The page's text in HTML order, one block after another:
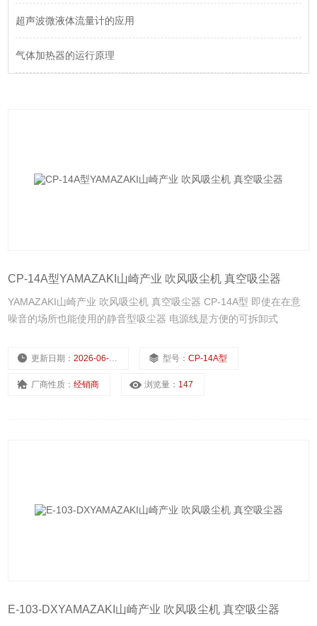
超声波微液体流量计的应用
气体加热器的运行原理
CP-14A型YAMAZAKI山崎产业 吹风吸尘机 真空吸尘器
YAMAZAKI山崎产业 吹风吸尘机 真空吸尘器 CP-14A型 即使在在意
噪音的场所也能使用的静音型吸尘器 电源线是方便的可拆卸式
更新日期：2026-06-22 型号：CP-14A型
厂商性质：经销商 浏览量： 147
E-103-DXYAMAZAKI山崎产业 吹风吸尘机 真空吸尘器